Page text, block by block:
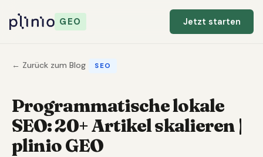
GEO Jetzt starten
← Zurück zum Blog SEO
Programmatische lokale
SEO: 20+ Artikel skalieren |
plinio GEO